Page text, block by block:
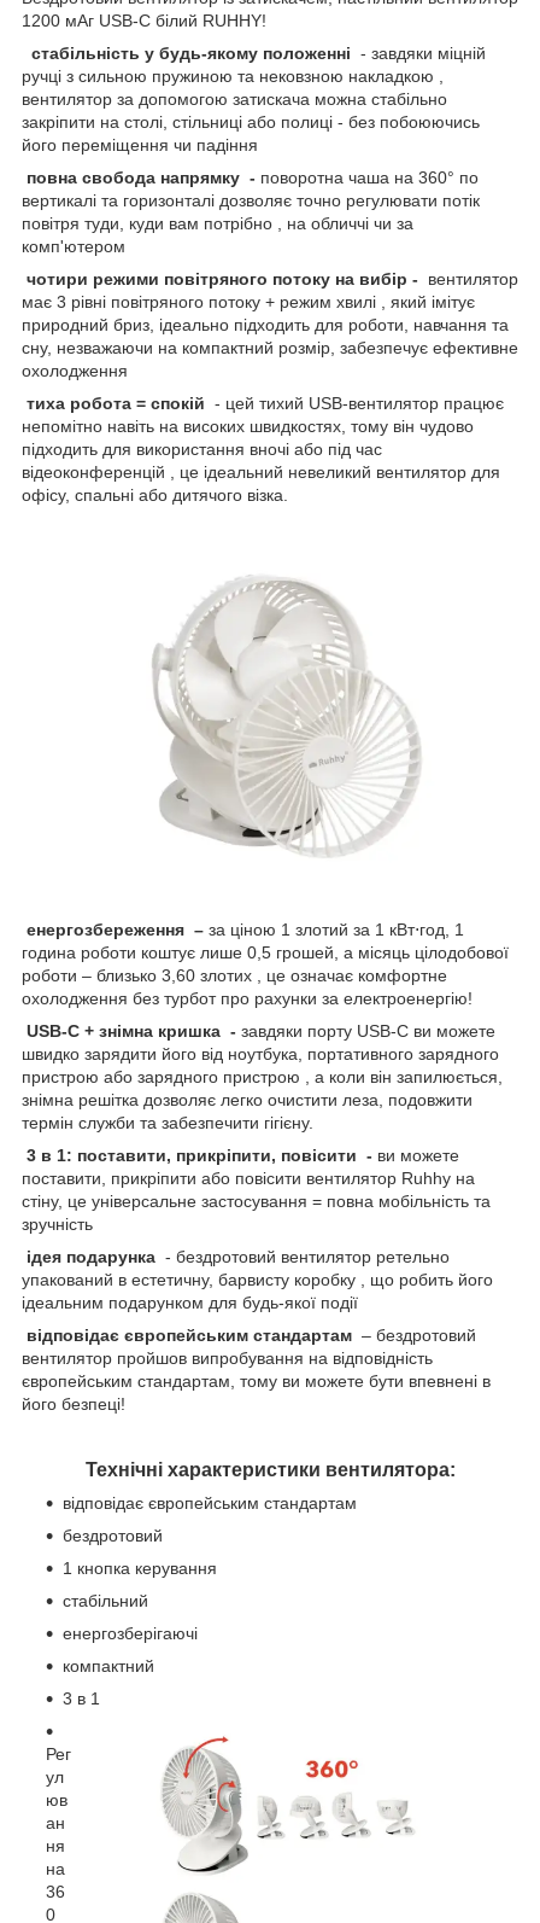
1200 мАг USB-C білий RUHHY!
стабільність у будь-якому положенні - завдяки міцній
ручці з сильною пружиною та нековзною накладкою ,
вентилятор за допомогою затискача можна стабільно
закріпити на столі, стільниці або полиці - без побоюючись
його переміщення чи падіння
повна свобода напрямку - поворотна чаша на 360° по
вертикалі та горизонталі дозволяє точно регулювати потік
повітря туди, куди вам потрібно , на обличчі чи за
комп'ютером
чотири режими повітряного потоку на вибір - вентилятор
має 3 рівні повітряного потоку + режим хвилі , який імітує
природний бриз, ідеально підходить для роботи, навчання та
сну, незважаючи на компактний розмір, забезпечує ефективне
охолодження
тиха робота = спокій - цей тихий USB-вентилятор працює
непомітно навіть на високих швидкостях, тому він чудово
підходить для використання вночі або під час
відеоконференцій , це ідеальний невеликий вентилятор для
офісу, спальні або дитячого візка.
енергозбереження – за ціною 1 злотий за 1 кВт⋅год, 1
година роботи коштує лише 0,5 грошей, а місяць цілодобової
роботи – близько 3,60 злотих , це означає комфортне
охолодження без турбот про рахунки за електроенергію!
USB-C + знімна кришка - завдяки порту USB-C ви можете
швидко зарядити його від ноутбука, портативного зарядного
пристрою або зарядного пристрою , а коли він запилюється,
знімна решітка дозволяє легко очистити леза, подовжити
термін служби та забезпечити гігієну.
3 в 1: поставити, прикріпити, повісити - ви можете
поставити, прикріпити або повісити вентилятор Ruhhy на
стіну, це універсальне застосування = повна мобільність та
зручність
ідея подарунка - бездротовий вентилятор ретельно
упакований в естетичну, барвисту коробку , що робить його
ідеальним подарунком для будь-якої події
відповідає європейським стандартам – бездротовий
вентилятор пройшов випробування на відповідність
європейським стандартам, тому ви можете бути впевнені в
його безпеці!
Технічні характеристики вентилятора:
відповідає європейським стандартам
бездротовий
1 кнопка керування
стабільний
енергозберігаючі
компактний
3 в 1
Рег
ул
юв
ан
ня
на
36
0